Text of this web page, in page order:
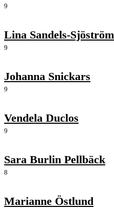
9
Lina Sandels-Sjöström
9
Johanna Snickars
9
Vendela Duclos
9
Sara Burlin Pellbäck
8
Marianne Östlund